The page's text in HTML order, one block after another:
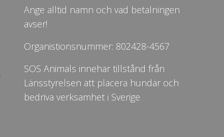
Ange alltid namn och vad betalningen
avser!
Organistionsnummer: 802428-4567
SOS Animals innehar tillstånd från
Länsstyrelsen att placera hundar och
bedriva verksamhet i Sverige